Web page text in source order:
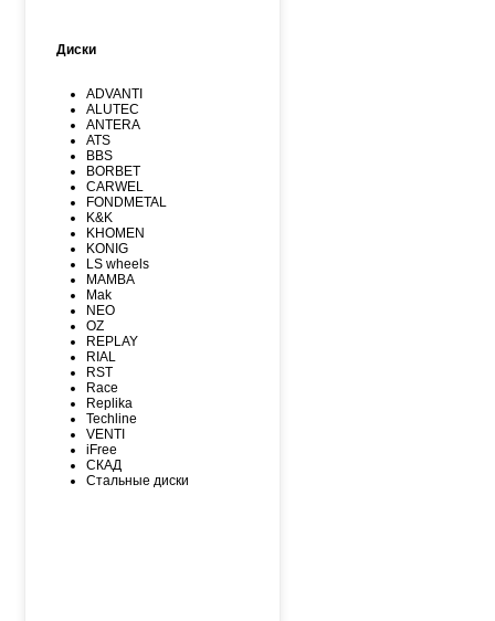
LAUFENN
MARSHAL
MATADOR
MAXXIS
MICHELIN
MIRAGE
NEXEN
NITTO
NOKIAN
NOKIAN NORDMAN
Nordman Nordman
ONYX
PACE
PIRELLI
PIRELLI Formula
ROADCRUZA
ROADKING
ROADMARCH
ROADSTONE
ROTALLA
SAILUN
SATOYA
SONIX
SUNFULL
TIGAR
TORERO
TORQUE
Диски
ADVANTI
ALUTEC
ANTERA
ATS
BBS
BORBET
CARWEL
FONDMETAL
K&K
KHOMEN
KONIG
LS wheels
MAMBA
Mak
NEO
OZ
REPLAY
RIAL
RST
Race
Replika
Techline
VENTI
iFree
СКАД
Стальные диски